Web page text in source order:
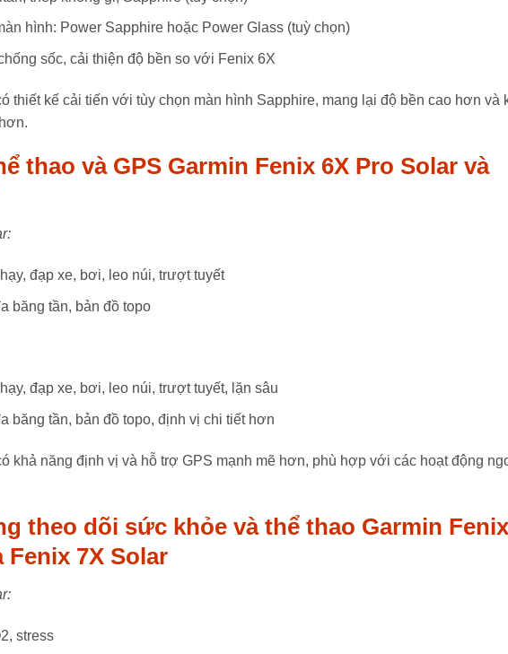
hình: Power Sapphire hoặc Power Glass (tuỳ chọn)
sốc, cải thiện độ bền so với Fenix 6X
thiết kế cải tiến với tùy chọn màn hình Sapphire, mang lại độ bền cao hơn và
thao và GPS Garmin Fenix 6X Pro Solar và
đạp xe, bơi, leo núi, trượt tuyết
băng tần, bản đồ topo
đạp xe, bơi, leo núi, trượt tuyết, lặn sâu
băng tần, bản đồ topo, định vị chi tiết hơn
khả năng định vị và hỗ trợ GPS mạnh mẽ hơn, phù hợp với các hoạt động
theo dõi sức khỏe và thể thao Garmin Fenix
Fenix 7X Solar
stress